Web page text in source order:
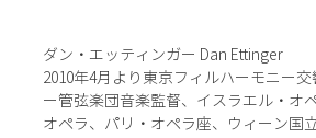
ダン・エッティンガー Dan Ettinger
2010年4月より東京フィルハーモニー
ー管弦楽団音楽監督、イスラエル・オ
オペラ、パリ・オペラ座、ウィーン国